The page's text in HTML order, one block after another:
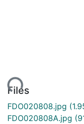
Files
FDO020808.jpg
FDO020808A.jpg